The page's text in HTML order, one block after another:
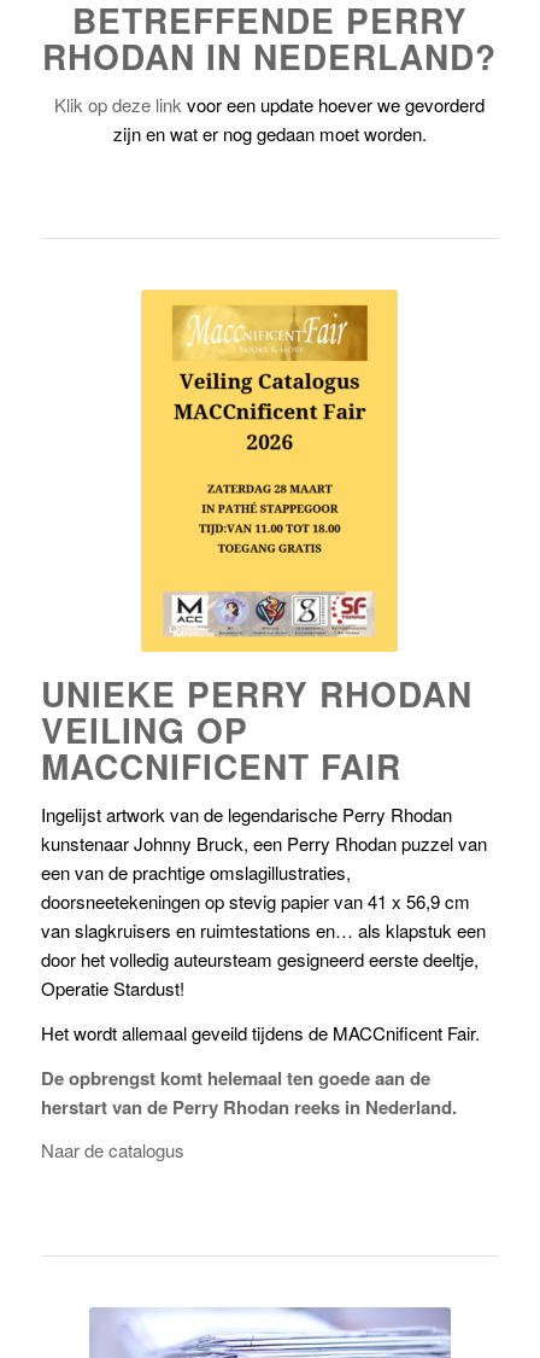
BETREFFENDE PERRY
RHODAN IN NEDERLAND?
Klik op deze link
voor een update hoever we gevorderd
zijn en wat er nog gedaan moet worden.
UNIEKE PERRY RHODAN
VEILING OP
MACCNIFICENT FAIR
Ingelijst artwork van de legendarische Perry Rhodan
kunstenaar Johnny Bruck, een Perry Rhodan puzzel van
een van de prachtige omslagillustraties,
doorsneetekeningen op stevig papier van 41 x 56,9 cm
van slagkruisers en ruimtestations en… als klapstuk een
door het volledig auteursteam gesigneerd eerste deeltje,
Operatie Stardust!
Het wordt allemaal geveild tijdens de MACCnificent Fair.
De opbrengst komt helemaal ten goede aan de
herstart van de Perry Rhodan reeks in Nederland.
Naar de catalogus